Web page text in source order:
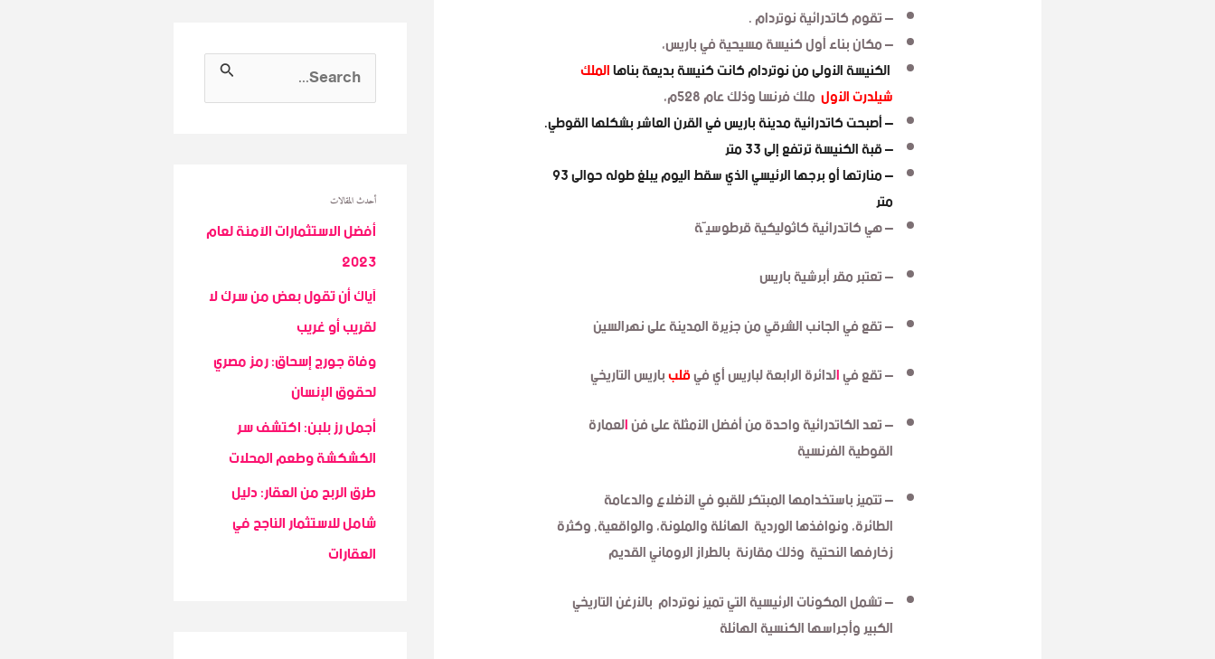
– تقوم كاتدرائية نوتردام .
– مكان بناء أول كنيسة مسيحية في باريس،
الكنيسة الأولى من نوتردام كانت كنيسة بديعة بناهاالملك
شيلدرت الأولملك فرنسا وذلك عام 528م،
– أصبحت كاتدرائية مدينة باريس في القرن العاشر بشكلها القوطي.
– قبة الكنيسة ترتفع إلى 33 متر
– منارتها أو برجها الرئيسي الذي سقط اليوم يبلغ طوله حوالى 93
متر
– هي كاتدرائية كاثوليكيةقرطوسيَّة
– تعتبر مقر أبرشية باريس
– تقع في الجانب الشرقي من جزيرة المدينةعلى نهرالسين
– تقع فيالدائرة الرابعة لباريسأي فيقلبباريس التاريخي
– تعد الكاتدرائية واحدة من أفضل الأمثلة على فنالعمارة
القوطيةالفرنسية
– تتميزباستخدامها المبتكر للقبو في الأضلاع والدعامة
الطائرة،ونوافذها الوردية الهائلة والملونة، والواقعية,وكثرة
زخارفها النحتيةوذلك مقارنة بالطراز الروماني القديم
– تشمل المكونات الرئيسية التي تميز نوتردام بالأرغنالتاريخي
الكبيروأجراسها الكنسية الهائلة
e
c
h
f
o
r
:
أحدث المقالات
أفضل الاستثمارات الآمنة لعام
2023
آياك أن تقول بعض من سرك لا
لقريب أو غريب
وفاة جورج إسحاق: رمز مصري
لحقوق الإنسان
أجمل رز بلبن: اكتشف سر
الكشكشة وطعم المحلات
طرق الربح من العقار: دليل
شامل للاستثمار الناجح في
العقارات